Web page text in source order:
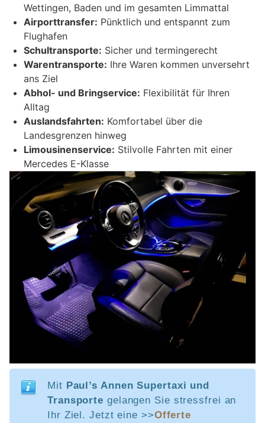
Wettingen, Baden und im gesamten Limmattal
Airporttransfer: Pünktlich und entspannt zum
Flughafen
Schultransporte: Sicher und termingerecht
Warentransporte: Ihre Waren kommen unversehrt
ans Ziel
Abhol- und Bringservice: Flexibilität für Ihren
Alltag
Auslandsfahrten: Komfortabel über die
Landesgrenzen hinweg
Limousinenservice: Stilvolle Fahrten mit einer
Mercedes E-Klasse
Mit Paul’s Annen Supertaxi und
Transporte gelangen Sie stressfrei an
Ihr Ziel. Jetzt eine >>Offerte